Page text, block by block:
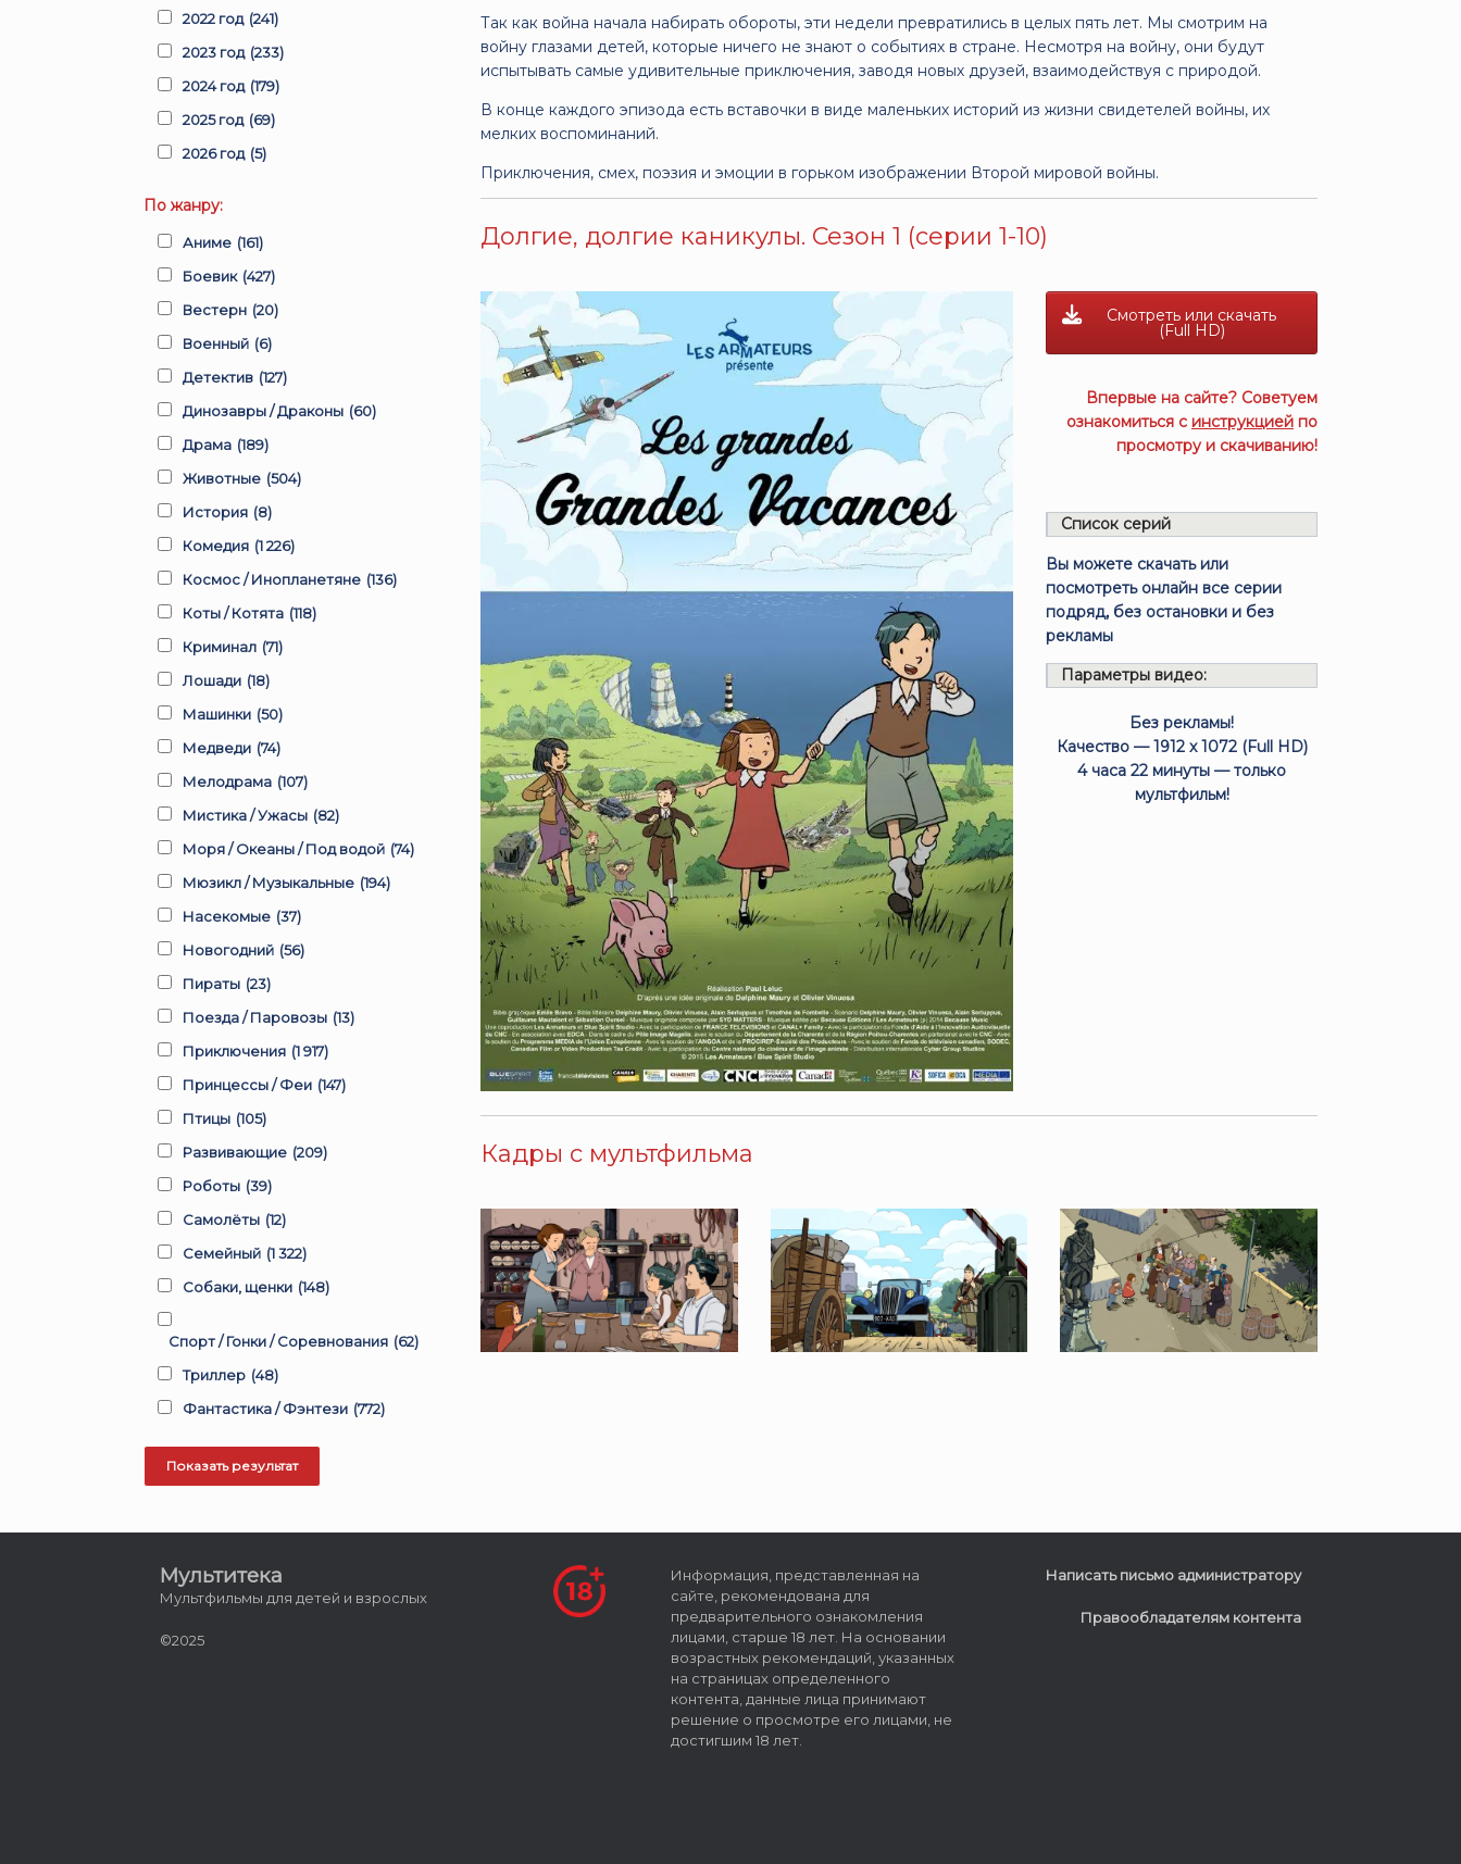
Так как война начала набирать обороты, эти недели превратились в целых пять лет. Мы смотрим на
войну глазами детей, которые ничего не знают о событиях в стране. Несмотря на войну, они будут
испытывать самые удивительные приключения, заводя новых друзей, взаимодействуя с природой.
В конце каждого эпизода есть вставочки в виде маленьких историй из жизни свидетелей войны, их
мелких воспоминаний.
Приключения, смех, поэзия и эмоции в горьком изображении Второй мировой войны.
Долгие, долгие каникулы. Сезон 1 (серии 1-10)
Смотреть или скачать
(Full HD)
Впервые на сайте? Советуем
ознакомиться с инструкцией по
просмотру и скачиванию!
Список серий
Вы можете скачать или
посмотреть онлайн все серии
подряд, без остановки и без
рекламы
Параметры видео:
Без рекламы!
Качество — 1912 x 1072 (Full HD)
4 часа 22 минуты — только
мультфильм!
Кадры с мультфильма
2022 год (241)
2023 год (233)
2024 год (179)
2025 год (69)
2026 год (5)
По жанру:
Аниме (161)
Боевик (427)
Вестерн (20)
Военный (6)
Детектив (127)
Динозавры / Драконы (60)
Драма (189)
Животные (504)
История (8)
Комедия (1 226)
Космос / Инопланетяне (136)
Коты / Котята (118)
Криминал (71)
Лошади (18)
Машинки (50)
Медведи (74)
Мелодрама (107)
Мистика / Ужасы (82)
Моря / Океаны / Под водой (74)
Мюзикл / Музыкальные (194)
Насекомые (37)
Новогодний (56)
Пираты (23)
Поезда / Паровозы (13)
Приключения (1 917)
Принцессы / Феи (147)
Птицы (105)
Развивающие (209)
Роботы (39)
Самолёты (12)
Семейный (1 322)
Собаки, щенки (148)
Спорт / Гонки / Соревнования (62)
Триллер (48)
Фантастика / Фэнтези (772)
Мультитека
Мультфильмы для детей и взрослых
©2025
Информация, представленная на
сайте, рекомендована для
предварительного ознакомления
лицами, старше 18 лет. На основании
возрастных рекомендаций, указанных
на страницах определенного
контента, данные лица принимают
решение о просмотре его лицами, не
достигшим 18 лет.
Написать письмо администратору
Правообладателям контента